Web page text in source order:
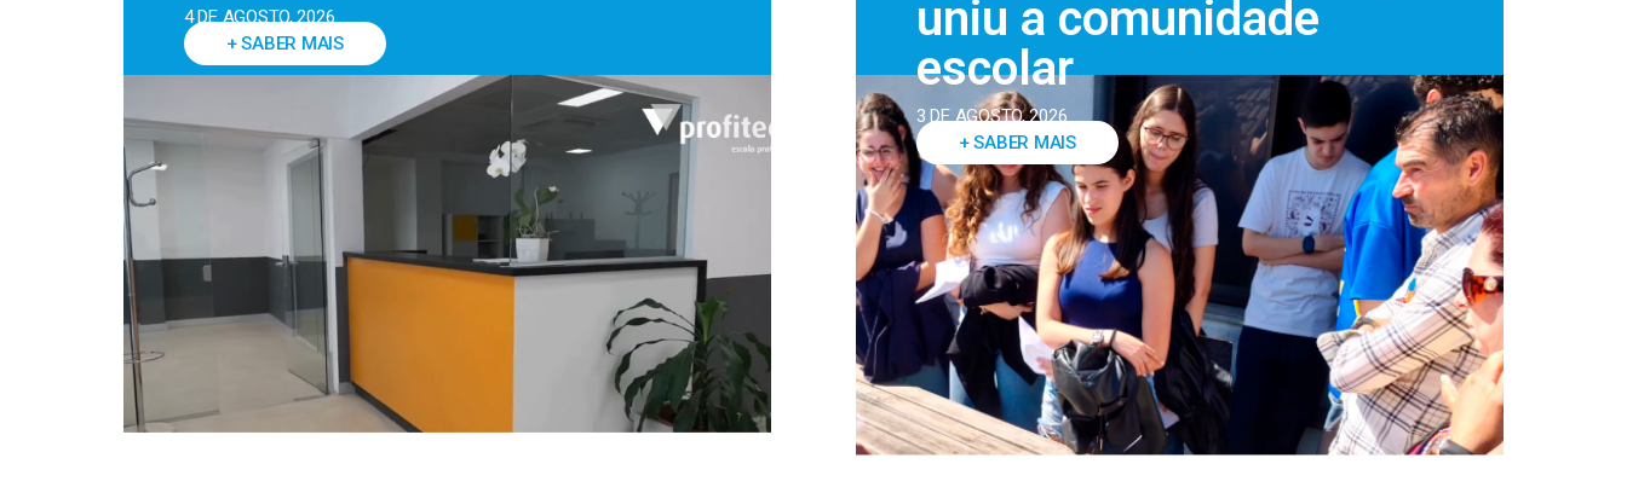
4 DE AGOSTO, 2026
+ SABER MAIS
uniu a comunidade
escolar
3 DE AGOSTO, 2026
+ SABER MAIS